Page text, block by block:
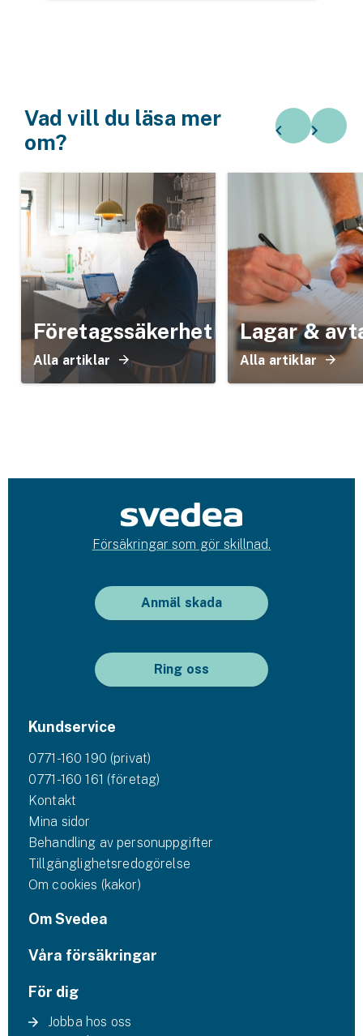
Drönarförsäkring
För förmedlare
Kommunolycksfall
Försäkring via förmedlare
Se alla försäkringar
Vad vill du läsa mer
om?
Företagssäkerhet
Alla artiklar
Lagar &
Alla artiklar
Försäkringar som gör skillnad.
Anmäl skada
Ring oss
Kundservice
0771-160 190 (privat)
0771-160 161 (företag)
Kontakt
Mina sidor
Behandling av personuppgifter
Tillgänglighetsredogörelse
Om cookies (kakor)
Om Svedea
Våra försäkringar
För dig
Jobba hos oss